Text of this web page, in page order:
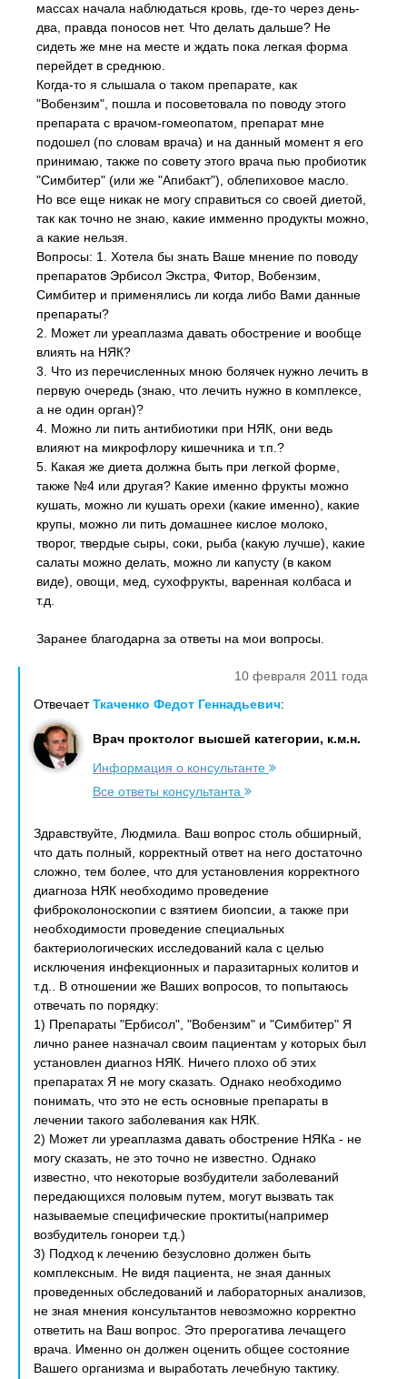
массах начала наблюдаться кровь, где-то через день-
два, правда поносов нет. Что делать дальше? Не
сидеть же мне на месте и ждать пока легкая форма
перейдет в среднюю.
Когда-то я слышала о таком препарате, как
"Вобензим", пошла и посоветовала по поводу этого
препарата с врачом-гомеопатом, препарат мне
подошел (по словам врача) и на данный момент я его
принимаю, также по совету этого врача пью пробиотик
"Симбитер" (или же "Апибакт"), облепиховое масло.
Но все еще никак не могу справиться со своей диетой,
так как точно не знаю, какие имменно продукты можно,
а какие нельзя.
Вопросы: 1. Хотела бы знать Ваше мнение по поводу
препаратов Эрбисол Экстра, Фитор, Вобензим,
Симбитер и применялись ли когда либо Вами данные
препараты?
2. Может ли уреаплазма давать обострение и вообще
влиять на НЯК?
3. Что из перечисленных мною болячек нужно лечить в
первую очередь (знаю, что лечить нужно в комплексе,
а не один орган)?
4. Можно ли пить антибиотики при НЯК, они ведь
влияют на микрофлору кишечника и т.п.?
5. Какая же диета должна быть при легкой форме,
также №4 или другая? Какие именно фрукты можно
кушать, можно ли кушать орехи (какие именно), какие
крупы, можно ли пить домашнее кислое молоко,
творог, твердые сыры, соки, рыба (какую лучше), какие
салаты можно делать, можно ли капусту (в каком
виде), овощи, мед, сухофрукты, варенная колбаса и
т.д.
Заранее благодарна за ответы на мои вопросы.
10 февраля 2011 года
ОтвечаетТкаченко Федот Геннадьевич:
Врач проктолог высшей категории, к.м.н.
Информация о консультанте
Все ответы консультанта
Здравствуйте, Людмила. Ваш вопрос столь обширный,
что дать полный, корректный ответ на него достаточно
сложно, тем более, что для установления корректного
диагноза НЯК необходимо проведение
фиброколоноскопии с взятием биопсии, а также при
необходимости проведение специальных
бактериологических исследований кала с целью
исключения инфекционных и паразитарных колитов и
т.д.. В отношении же Ваших вопросов, то попытаюсь
отвечать по порядку:
1) Препараты "Ербисол", "Вобензим" и "Симбитер" Я
лично ранее назначал своим пациентам у которых был
установлен диагноз НЯК. Ничего плохо об этих
препаратах Я не могу сказать. Однако необходимо
понимать, что это не есть основные препараты в
лечении такого заболевания как НЯК.
2) Может ли уреаплазма давать обострение НЯКа - не
могу сказать, не это точно не известно. Однако
известно, что некоторые возбудители заболеваний
передающихся половым путем, могут вызвать так
называемые специфические проктиты(например
возбудитель гонореи т.д.)
3) Подход к лечению безусловно должен быть
комплексным. Не видя пациента, не зная данных
проведенных обследований и лабораторных анализов,
не зная мнения консультантов невозможно корректно
ответить на Ваш вопрос. Это прерогатива лечащего
врача. Именно он должен оценить общее состояние
Вашего организма и выработать лечебную тактику.